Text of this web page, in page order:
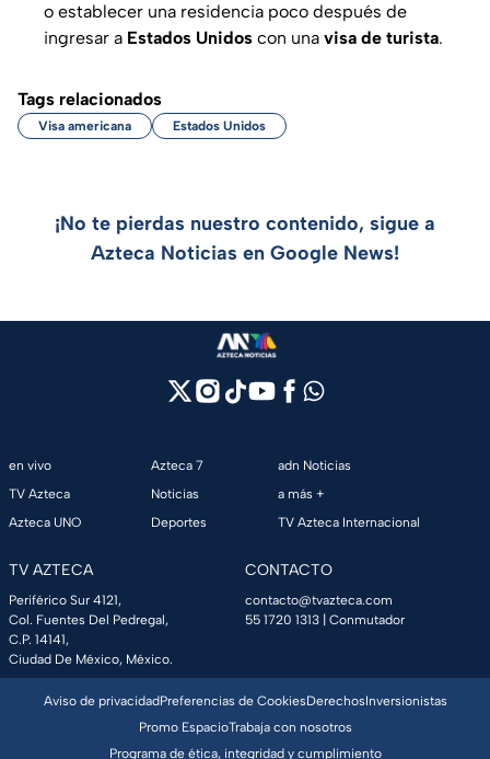
o establecer una residencia poco después de
ingresar a Estados Unidos con una visa de turista.
Tags relacionados
Visa americana Estados Unidos
¡No te pierdas nuestro contenido, sigue a
Azteca Noticias en Google News!
en vivo
TV Azteca
Azteca UNO
Azteca 7
Noticias
Deportes
adn Noticias
a más +
TV Azteca Internacional
TV AZTECA
Periférico Sur 4121,
Col. Fuentes Del Pedregal,
C.P. 14141,
Ciudad De México, México.
CONTACTO
contacto@tvazteca.com
55 1720 1313 | Conmutador
Aviso de privacidadPreferencias de CookiesDerechosInversionistas
Promo EspacioTrabaja con nosotros
Programa de ética, integridad y cumplimiento